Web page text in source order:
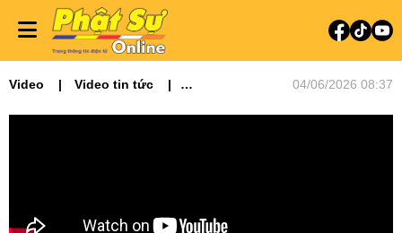
Video
Video tin tức
04/06/2026 08:37